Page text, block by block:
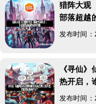
猎阵大观
部落超越
发布时间
《寻仙
热开启，
发布时间